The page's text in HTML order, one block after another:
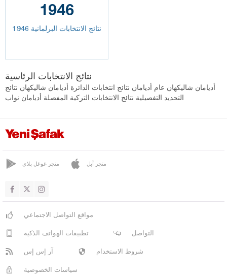
1946
نتائج الانتخابات البرلمانية 1946
نتائج الانتخابات الرئاسية
أديامان شاليكهان عام أديامان نتائج انتخابات الدائرة أديامان شاليكهان نتائج
التحديد التفصيلية نتائج الانتخابات التركية المفصلة أديامان نواب
متجر غوغل بلاي متجر آبل
مواقع التواصل الاجتماعي
تطبيقات الهواتف الذكية التواصل
آر إس إس شروط الاستخدام
سياسات الخصوصية